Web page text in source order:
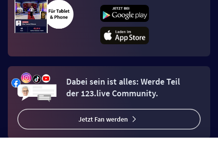
Dabei sein ist alles: Werde Teil
der 123.live Community.
Jetzt Fan werden